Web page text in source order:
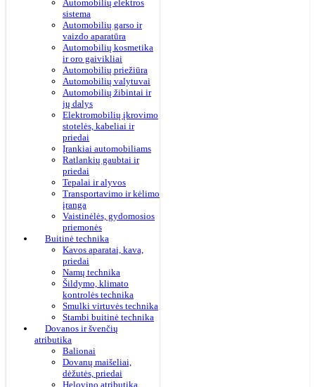
Automobilių elektros
sistema
Automobilių garso ir
vaizdo aparatūra
Automobilių kosmetika
ir oro gaivikliai
Automobilių priežiūra
Automobilių valytuvai
Automobilių žibintai ir
jų dalys
Elektromobilių įkrovimo
stotelės, kabeliai ir
priedai
Įrankiai automobiliams
Ratlankių gaubtai ir
priedai
Tepalai ir alyvos
Transportavimo ir kėlimo
įranga
Vaistinėlės, gydomosios
priemonės
Buitinė technika
Kavos aparatai, kava,
priedai
Namų technika
Šildymo, klimato
kontrolės technika
Smulki virtuvės technika
Stambi buitinė technika
Dovanos ir švenčių
atributika
Balionai
Dovanų maišeliai,
dėžutės, priedai
Helovino atributika